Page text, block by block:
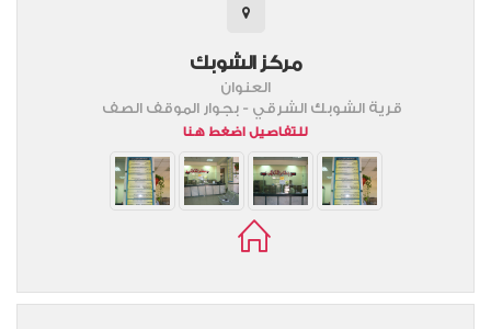
مركز الشوبك
العنوان
قرية الشوبك الشرقي - بجوار الموقف الصف
للتفاصيل اضغط هنا